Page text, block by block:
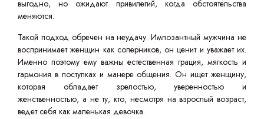
выгодно, но ожидают привилегий, когда обстоятельства
меняются.
Такой подход обречен на неудачу. Импозантный мужчина не
воспринимает женщин как соперников, он ценит и уважает их.
Именно поэтому ему важны естественная грация, мягкость и
гармония в поступках и манере общения. Он ищет женщину,
которая обладает зрелостью, уверенностью и
женственностью, а не ту, кто, несмотря на взрослый возраст,
ведет себя как маленькая девочка.